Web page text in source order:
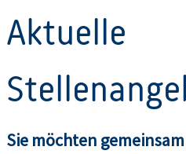
Aktuelle
Sie möchten